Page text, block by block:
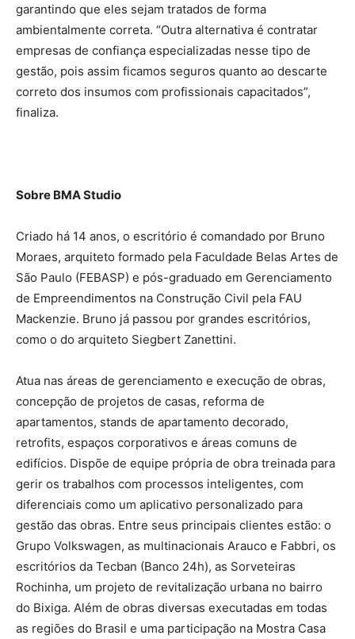
garantindo que eles sejam tratados de forma
ambientalmente correta. “Outra alternativa é contratar
empresas de confiança especializadas nesse tipo de
gestão, pois assim ficamos seguros quanto ao descarte
correto dos insumos com profissionais capacitados”,
finaliza.
Sobre BMA Studio
Criado há 14 anos, o escritório é comandado por Bruno
Moraes, arquiteto formado pela Faculdade Belas Artes de
São Paulo (FEBASP) e pós-graduado em Gerenciamento
de Empreendimentos na Construção Civil pela FAU
Mackenzie. Bruno já passou por grandes escritórios,
como o do arquiteto Siegbert Zanettini.
Atua nas áreas de gerenciamento e execução de obras,
concepção de projetos de casas, reforma de
apartamentos, stands de apartamento decorado,
retrofits, espaços corporativos e áreas comuns de
edifícios. Dispõe de equipe própria de obra treinada para
gerir os trabalhos com processos inteligentes, com
diferenciais como um aplicativo personalizado para
gestão das obras. Entre seus principais clientes estão: o
Grupo Volkswagen, as multinacionais Arauco e Fabbri, os
escritórios da Tecban (Banco 24h), as Sorveteiras
Rochinha, um projeto de revitalização urbana no bairro
do Bixiga. Além de obras diversas executadas em todas
as regiões do Brasil e uma participação na Mostra Casa